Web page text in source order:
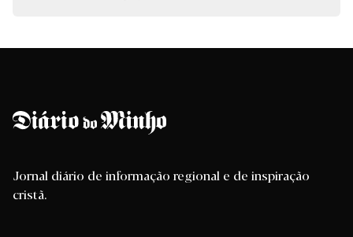
Jornal diário de informação regional e de inspiração
cristã.